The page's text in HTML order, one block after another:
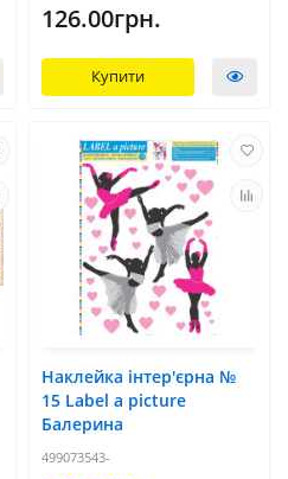
126.00грн.
Купити
Наклейка інтер'єрна №
15 Label a picture
Балерина
499073543-